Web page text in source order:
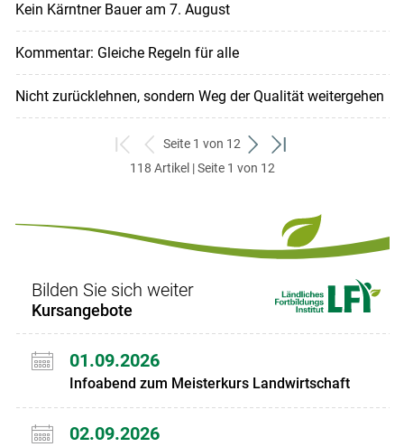
Kein Kärntner Bauer am 7. August
Kommentar: Gleiche Regeln für alle
Nicht zurücklehnen, sondern Weg der Qualität weitergehen
zum
ersten
zurück
zum
Seite 1 von 12
weiter
zum
zum
118 Artikel | Seite 1 von 12
Bilden Sie sich weiter
Kursangebote
01.09.2026
Infoabend zum Meisterkurs Landwirtschaft
02.09.2026